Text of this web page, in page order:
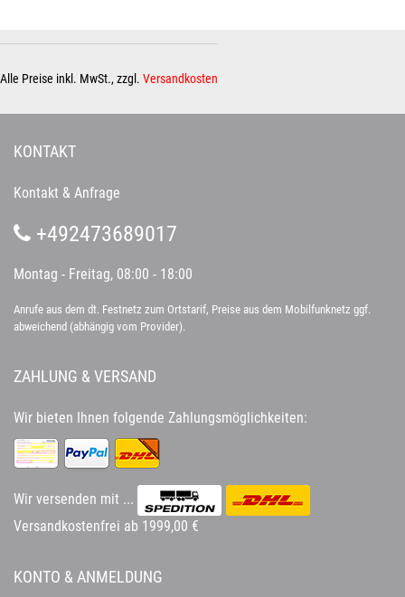
Alle Preise inkl. MwSt., zzgl. Versandkosten
KONTAKT
Kontakt & Anfrage
+492473689017
Montag - Freitag, 08:00 - 18:00
Anrufe aus dem dt. Festnetz zum Ortstarif, Preise aus dem Mobilfunknetz ggf.
abweichend (abhängig vom Provider).
ZAHLUNG & VERSAND
Wir bieten Ihnen folgende Zahlungsmöglichkeiten:
Wir versenden mit ...
Versandkostenfrei ab 1999,00 €
KONTO & ANMELDUNG